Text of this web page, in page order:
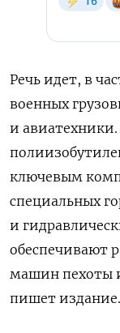
Речь идет, в
военных
и
ключевым
специальных
и
обеспечивают
машин пехоты
пишет издание.